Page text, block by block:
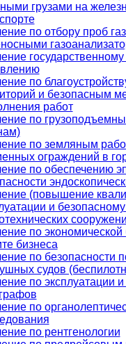
грузами на
по отбору проб
по
и безопасным
работ
по
по земляным
ограждений в
по обеспечению
(повышение
и
по экономической
бизнеса
по безопасности
судов
по эксплуатации
по
по рентгенологии